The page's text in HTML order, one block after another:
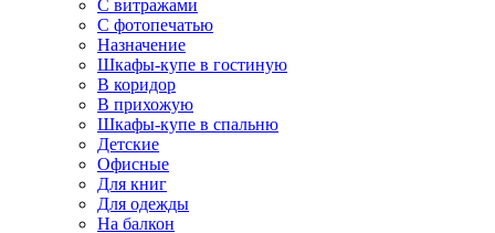
С витражами
С фотопечатью
Назначение
Шкафы-купе в гостиную
В коридор
В прихожую
Шкафы-купе в спальню
Детские
Офисные
Для книг
Для одежды
На балкон